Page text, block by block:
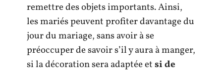
remettre des objets importants. Ainsi,
les mariés peuvent profiter davantage du
jour du mariage, sans avoir à se
préoccuper de savoir s’il y aura à manger,
si la décoration sera adaptée etsi de